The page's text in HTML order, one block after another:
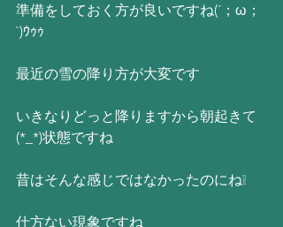
準備をしておく方が良いですね(´；ω；
`)ｳｩｩ
最近の雪の降り方が大変です
いきなりどっと降りますから朝起きて
(*_*)状態ですね
昔はそんな感じではなかったのにね❕
仕方ない現象ですね